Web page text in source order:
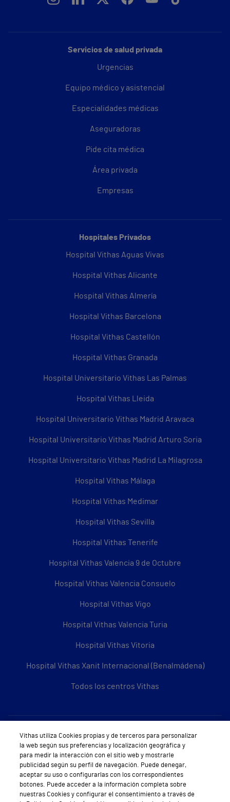
Servicios de salud privada
Urgencias
Equipo médico y asistencial
Especialidades médicas
Aseguradoras
Pide cita médica
Área privada
Empresas
Hospitales Privados
Hospital Vithas Aguas Vivas
Hospital Vithas Alicante
Hospital Vithas Almería
Hospital Vithas Barcelona
Hospital Vithas Castellón
Hospital Vithas Granada
Hospital Universitario Vithas Las Palmas
Hospital Vithas Lleida
Hospital Universitario Vithas Madrid Aravaca
Hospital Universitario Vithas Madrid Arturo Soria
Hospital Universitario Vithas Madrid La Milagrosa
Hospital Vithas Málaga
Hospital Vithas Medimar
Hospital Vithas Sevilla
Hospital Vithas Tenerife
Hospital Vithas Valencia 9 de Octubre
Hospital Vithas Valencia Consuelo
Hospital Vithas Vigo
Hospital Vithas Valencia Turia
Hospital Vithas Vitoria
Hospital Vithas Xanit Internacional (Benalmádena)
Todos los centros Vithas
Sobre Vithas
Quiénes somos
Trabajar en Vithas
Teléfono Cita Médica
Vithas utiliza Cookies propias y de terceros para personalizar
la web según sus preferencias y localización geográfica y
para medir la interacción con el sitio web y mostrarle
publicidad según su perfil de navegación. Puede denegar,
aceptar su uso o configurarlas con los correspondientes
botones. Puede acceder a la información completa sobre
nuestras Cookies y configurar el consentimiento a través de